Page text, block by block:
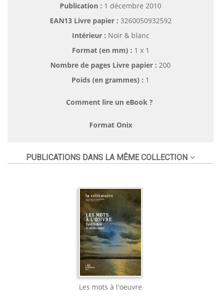
Publication : 1 décembre 2010
EAN13 Livre papier : 3260050932592
Intérieur : Noir & blanc
Format (en mm) : 1 x 1
Nombre de pages Livre papier : 200
Poids (en grammes) : 1
Comment lire un eBook ?
Format Onix
PUBLICATIONS DANS LA MÊME COLLECTION
Les mots à l'oeuvre